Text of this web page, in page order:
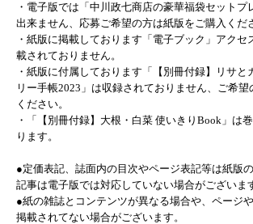
・電子版では「中川政七商店の豪華福袋セットプ
出来ません、応募ご希望の方は紙版をご購入くだ
・紙版に掲載しております「電子ブック」アクセ
載されておりません。
・紙版に付属しております「【別冊付録】リサと
リー手帳2023」は収録されておりません、ご希望
ください。
・「【別冊付録】大根・白菜 使いきりBook」は
ります。
●定価表記、誌面内の目次やページ表記等は紙版
記事は電子版では対応していない場合がございま
●紙の雑誌とコンテンツが異なる場合や、ページ
掲載されてない場合がございます。